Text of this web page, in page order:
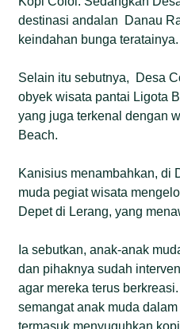
destinasi andalan Danau
keindahan bunga teratainya.
Selain itu sebutnya, Desa
obyek wisata pantai Ligota
yang juga terkenal dengan
Beach.
Kanisius menambahkan, di
muda pegiat wisata
Depet di Lerang, yang
Ia sebutkan, anak-anak
dan pihaknya sudah
agar mereka terus
semangat anak muda
termasuk menyuguhkan